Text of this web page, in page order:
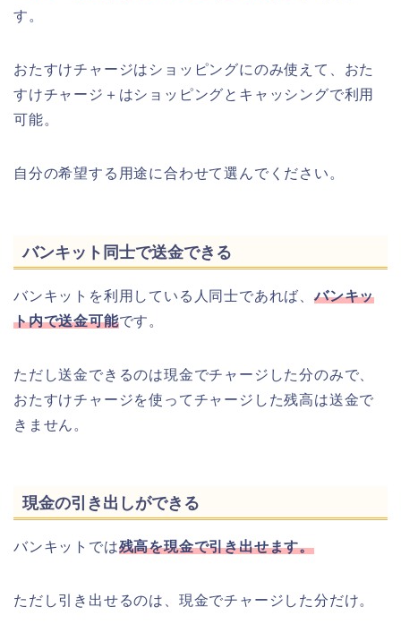
す。
おたすけチャージはショッピングにのみ使えて、おた
すけチャージ＋はショッピングとキャッシングで利用
可能。
自分の希望する用途に合わせて選んでください。
バンキット同士で送金できる
バンキットを利用している人同士であれば、バンキッ
ト内で送金可能です。
ただし送金できるのは現金でチャージした分のみで、
おたすけチャージを使ってチャージした残高は送金で
きません。
現金の引き出しができる
バンキットでは残高を現金で引き出せます。
ただし引き出せるのは、現金でチャージした分だけ。